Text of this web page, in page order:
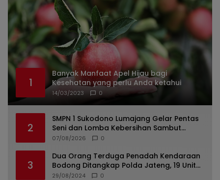
1
Banyak Manfaat Apel Hijau bagi
Kesehatan yang perlu Anda ketahui
14/03/2023 0
2
SMPN 1 Sukodono Lumajang Gelar Pentas
Seni dan Lomba Kebersihan Sambut
Semangat Kemerdekaan
07/08/2026 0
3
Dua Orang Terduga Penadah Kendaraan
Bodong Ditangkap Polda Jateng, 19 Unit
Roda Empat Diamankan
29/08/2024 0